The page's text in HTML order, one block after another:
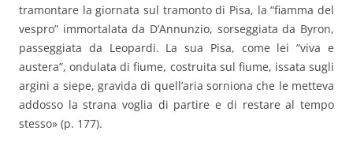
tramontare la giornata sul tramonto di Pisa, la “fiamma del
vespro” immortalata da D’Annunzio, sorseggiata da Byron,
passeggiata da Leopardi. La sua Pisa, come lei “viva e
austera”, ondulata di fiume, costruita sul fiume, issata sugli
argini a siepe, gravida di quell’aria sorniona che le metteva
addosso la strana voglia di partire e di restare al tempo
stesso» (p. 177).